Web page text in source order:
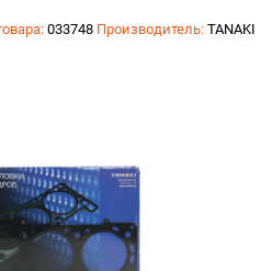
033748 Производитель: TANAKI